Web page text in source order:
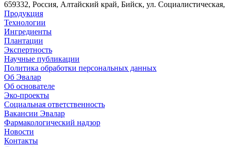
659332, Россия, Алтайский край, Бийск, ул. Социалистическая,
Продукция
Технологии
Ингредиенты
Плантации
Экспертность
Научные публикации
Политика обработки персональных данных
Об Эвалар
Об основателе
Эко-проекты
Социальная ответственность
Вакансии Эвалар
Фармакологический надзор
Новости
Контакты